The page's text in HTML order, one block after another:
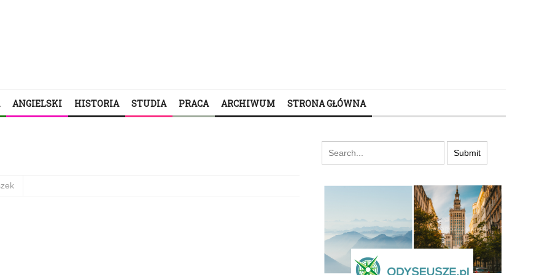
ANGIELSKI HISTORIA STUDIA PRACA ARCHIWUM STRONA GŁÓWNA